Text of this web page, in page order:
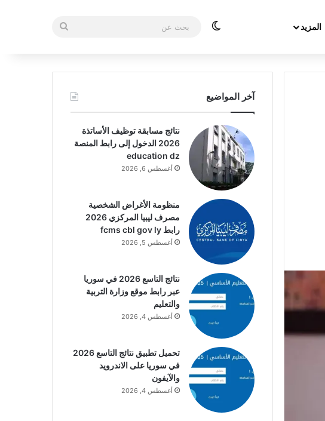
المزيد الوضع المظلم
بحث
آخر المواضيع
نتائج مسابقة توظيف الأساتذة
2026 الدخول إلى رابط المنصة
education dz
أغسطس 6, 2026
منظومة الأغراض الشخصية
مصرف ليبيا المركزي 2026
رابط fcms cbl gov ly
أغسطس 5, 2026
نتائج التاسع 2026 في سوريا
عبر رابط موقع وزارة التربية
والتعليم
أغسطس 4, 2026
تحميل تطبيق نتائج التاسع 2026
في سوريا على الاندرويد
والآيفون
أغسطس 4, 2026